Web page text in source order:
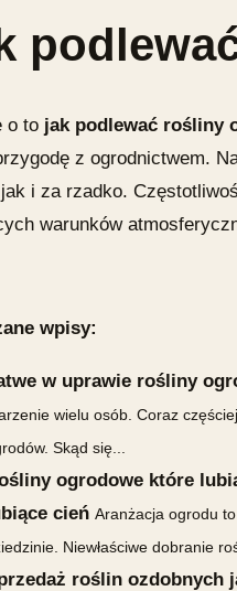
o to jak podlewać rośliny
z ogrodnictwem.
i za rzadko.
warunków
wpisy:
w uprawie rośliny
wielu osób. Coraz
Skąd się...
ogrodowe które
cień Aranżacja ogrodu
Niewłaściwe dobranie
roślin ozdobnych